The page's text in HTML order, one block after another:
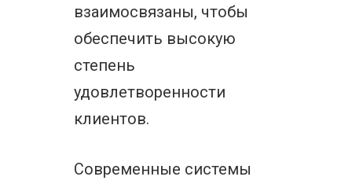
взаимосвязаны, чтобы
обеспечить высокую
степень
удовлетворенности
клиентов.
Современные системы